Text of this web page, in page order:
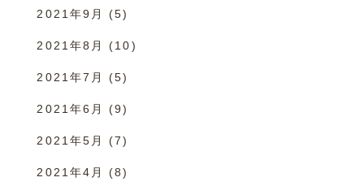
2021年9月 (5)
2021年8月 (10)
2021年7月 (5)
2021年6月 (9)
2021年5月 (7)
2021年4月 (8)